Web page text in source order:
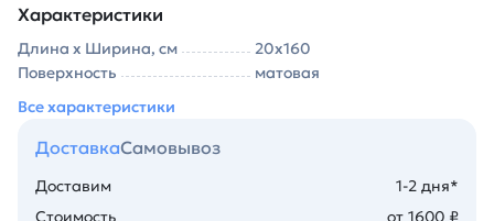
Характеристики
Длина х Ширина, см
20х160
Поверхность
матовая
Все характеристики
ДоставкаСамовывоз
Доставим
1-2 дня*
Стоимость
от 1600 ₽